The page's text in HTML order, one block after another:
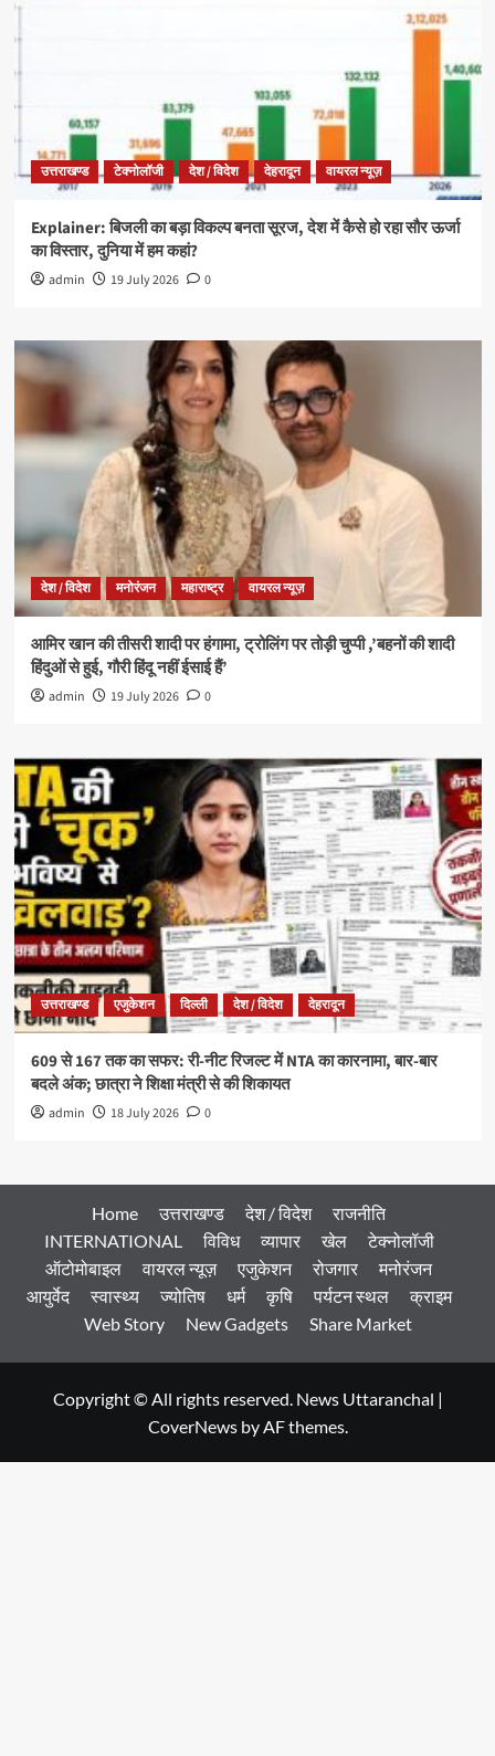
उत्तराखण्ड टेक्नोलॉजी देश / विदेश देहरादून वायरल न्यूज़
Explainer: बिजली का बड़ा विकल्प बनता सूरज, देश में कैसे हो रहा सौर ऊर्जा
का विस्तार, दुनिया में हम कहां?
admin 19 July 2026 0
देश / विदेश मनोरंजन महाराष्ट्र वायरल न्यूज़
आमिर खान की तीसरी शादी पर हंगामा, ट्रोलिंग पर तोड़ी चुप्पी ,’बहनों की शादी
हिंदुओं से हुई, गौरी हिंदू नहीं ईसाई हैं’
admin 19 July 2026 0
उत्तराखण्ड एजुकेशन दिल्ली देश / विदेश देहरादून
609 से 167 तक का सफर: री-नीट रिजल्ट में NTA का कारनामा, बार-बार
बदले अंक; छात्रा ने शिक्षा मंत्री से की शिकायत
admin 18 July 2026 0
Home उत्तराखण्ड देश / विदेश
राजनीति
INTERNATIONAL
विविध व्यापार खेल
टेक्नोलॉजी
ऑटोमोबाइल
वायरल न्यूज़ एजुकेशन रोजगार
मनोरंजन
आयुर्वेद
स्वास्थ्य ज्योतिष धर्म कृषि पर्यटन स्थल
क्राइम
Web Story
New Gadgets Share Market
Copyright © All rights reserved. News Uttaranchal |
CoverNewsby AF themes.